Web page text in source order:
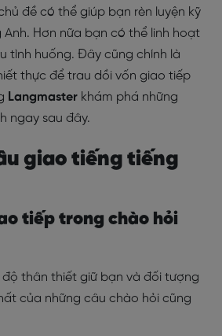
đề có thể giúp bạn rèn luyện kỹ
Hơn nữa bạn có thể linh hoạt
tình huống. Đây cũng chính là
thực để trau dồi vốn giao tiếp
Langmaster khám phá những
ngay sau đây.
giao tiếng tiếng
tiếp trong chào hỏi
độ thân thiết giữ bạn và đối tượng
của những câu chào hỏi cũng